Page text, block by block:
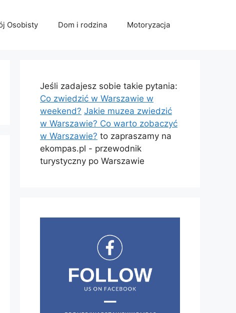
Osobisty Dom i rodzina Motoryzacja
Jeśli zadajesz sobie takie pytania:
Co zwiedzić w Warszawie w
weekend? Jakie muzea zwiedzić
w Warszawie? Co warto zobaczyć
w Warszawie? to zapraszamy na
ekompas.pl - przewodnik
turystyczny po Warszawie